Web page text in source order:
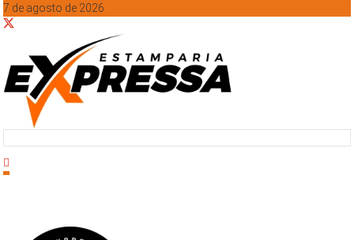
7 de agosto de 2026